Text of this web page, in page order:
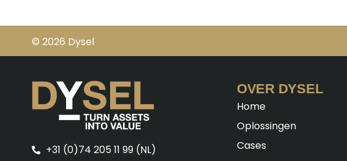
© 2026 Dysel
+31 (0)74 205 11 99 (NL)
OVER DYSEL
Home
Oplossingen
Cases